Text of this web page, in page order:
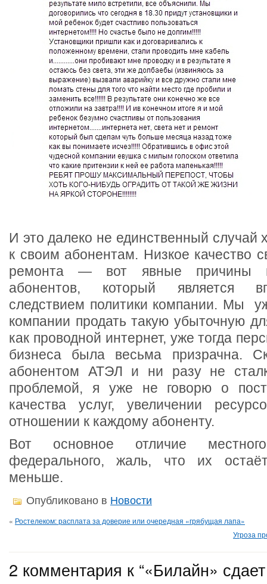
И это далеко не единственный случай
к своим абонентам. Низкое качество
ремонта — вот явные причины
абонентов, который является
следствием политики компании. Мы
компании продать такую убыточную
как проводной интернет, уже тогда
бизнеса была весьма призрачна.
абонентом АТЭЛ и ни разу не
проблемой, я уже не говорю о
качества услуг, увеличении
отношении к каждому абоненту.
Вот основное отличие
федерального, жаль, что их
меньше.
Опубликовано в Новости
« Ростелеком: расплата за доверие или очередная «грябущая лапа»
Угроза
2 комментария к “«Билайн»